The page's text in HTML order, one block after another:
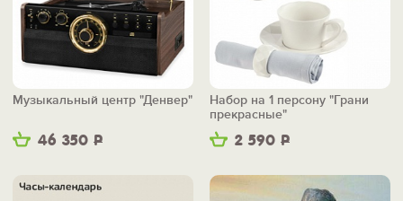
46 350 Р
Музыкальный центр "Денвер"
2 590 Р
Набор на 1 персону "Грани
прекрасные"